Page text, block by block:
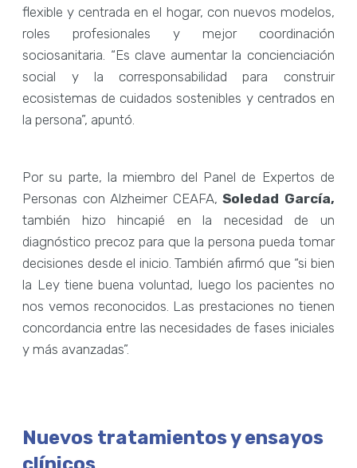
flexible y centrada en el hogar, con nuevos modelos,
roles profesionales y mejor coordinación
sociosanitaria. “Es clave aumentar la concienciación
social y la corresponsabilidad para construir
ecosistemas de cuidados sostenibles y centrados en
la persona”, apuntó.
Por su parte, la miembro del Panel de Expertos de
Personas con Alzheimer CEAFA,Soledad García,
también hizo hincapié en la necesidad de un
diagnóstico precoz para que la persona pueda tomar
decisiones desde el inicio. También afirmó que “si bien
la Ley tiene buena voluntad, luego los pacientes no
nos vemos reconocidos. Las prestaciones no tienen
concordancia entre las necesidades de fases iniciales
y más avanzadas”.
Nuevos tratamientos y ensayos